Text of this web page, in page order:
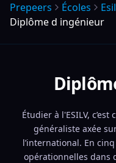
Prepeers Écoles
Diplôme d ingénieur
Étudier à l'ESILV,
généraliste axée
l’international. En
opérationnelles dans